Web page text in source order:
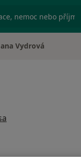
nemoc nebo
městaVydrová